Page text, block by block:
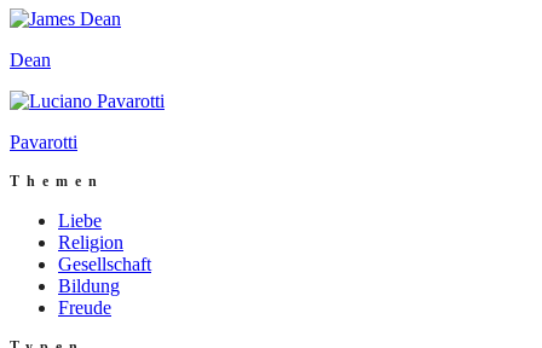
Dean
Pavarotti
Themen
Liebe
Religion
Gesellschaft
Bildung
Freude